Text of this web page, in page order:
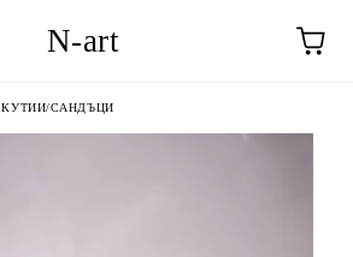
N-art
КУТИИ/САНДЪЦИ